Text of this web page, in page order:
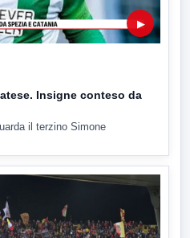
▶
Insigne conteso da
il terzino Simone